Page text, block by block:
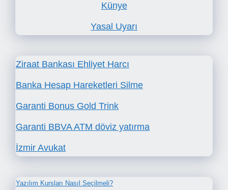
Künye
Yasal Uyarı
Ziraat Bankası Ehliyet Harcı
Banka Hesap Hareketleri Silme
Garanti Bonus Gold Trink
Garanti BBVA ATM döviz yatırma
İzmir Avukat
Yazılım Kursları Nasıl Seçilmeli?